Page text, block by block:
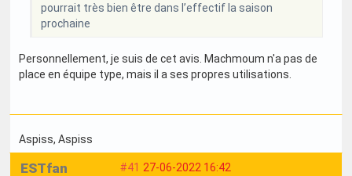
pourrait très bien être dans l’effectif la saison
prochaine
Personnellement, je suis de cet avis. Machmoum n'a pas de
place en équipe type, mais il a ses propres utilisations.
Aspiss, Aspiss
#41 27-06-2022 16:42
ESTfan